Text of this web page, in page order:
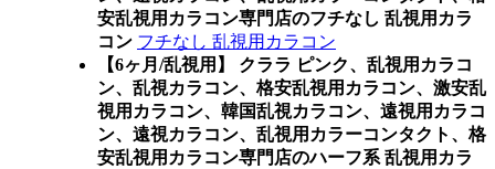
安乱視用カラコン専門店のフチなし 乱視用カラ
コン フチなし 乱視用カラコン
【6ヶ月/乱視用】 クララ ピンク、乱視用カラコ
ン、乱視カラコン、格安乱視用カラコン、激安乱
視用カラコン、韓国乱視カラコン、遠視用カラコ
ン、遠視カラコン、乱視用カラーコンタクト、格
安乱視用カラコン専門店のハーフ系 乱視用カラ